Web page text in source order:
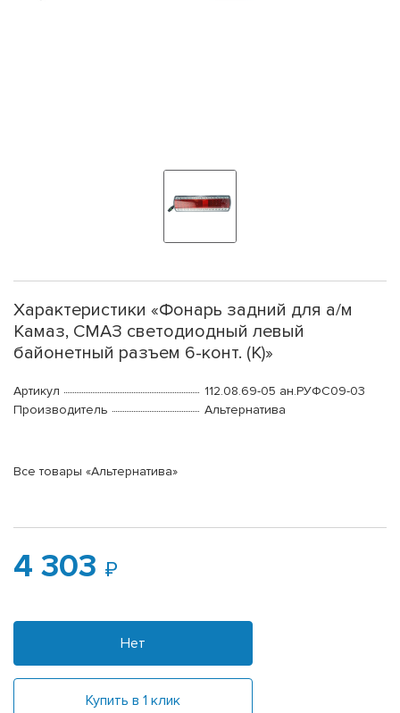
Характеристики «Фонарь задний для а/м
Камаз, СМАЗ светодиодный левый
байонетный разъем 6-конт. (К)»
Артикул
112.08.69-05 ан.РУФС09-03
Производитель
Альтернатива
Все товары «Альтернатива»
4 303
Нет
Купить в 1 клик